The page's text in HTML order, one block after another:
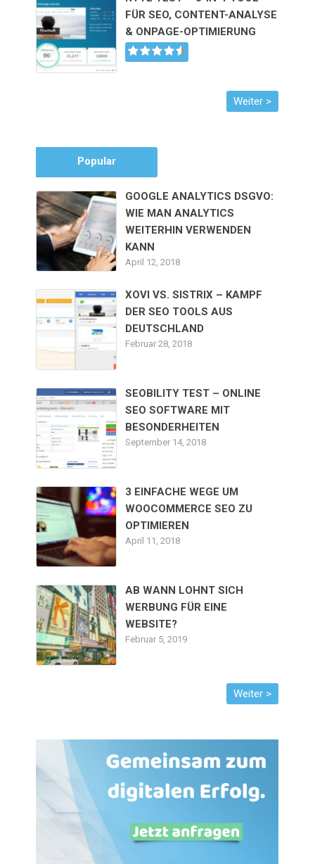
FÜR SEO, CONTENT-ANALYSE
& ONPAGE-OPTIMIERUNG
Popular
GOOGLE ANALYTICS DSGVO:
WIE MAN ANALYTICS
WEITERHIN VERWENDEN
KANN
April 12, 2018
XOVI VS. SISTRIX – KAMPF
DER SEO TOOLS AUS
DEUTSCHLAND
Februar 28, 2018
SEOBILITY TEST – ONLINE
SEO SOFTWARE MIT
BESONDERHEITEN
September 14, 2018
3 EINFACHE WEGE UM
WOOCOMMERCE SEO ZU
OPTIMIEREN
April 11, 2018
AB WANN LOHNT SICH
WERBUNG FÜR EINE
WEBSITE?
Februar 5, 2019